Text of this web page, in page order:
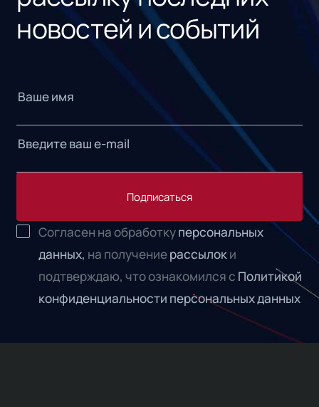
новостей и событий
Подписаться
Согласен на обработкуперсональных
данных, на получениерассылоки
подтверждаю, что ознакомился с Политикой
конфиденциальности персональных данных